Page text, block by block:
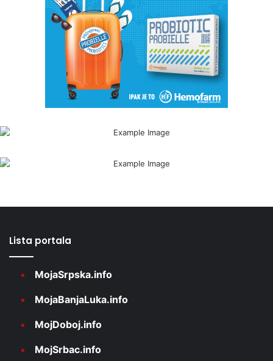
Lista portala
MojaSrpska.info
MojaBanjaLuka.info
MojDoboj.info
MojSrbac.info